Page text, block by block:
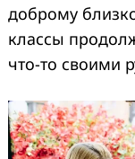
доброму
классы
что-то своими